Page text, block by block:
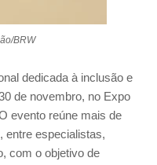
BRW
dedicada à inclusão e
de novembro, no Expo
evento reúne mais de
entre especialistas,
com o objetivo de